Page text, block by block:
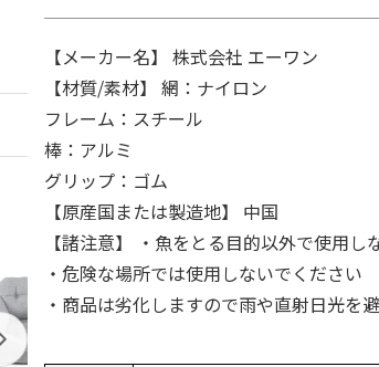
【メーカー名】 株式会社 エーワン
【材質/素材】 網：ナイロン
フレーム：スチール
棒：アルミ
グリップ：ゴム
【原産国または製造地】 中国
【諸注意】 ・魚をとる目的以外で使用し
・危険な場所では使用しないでください
・商品は劣化しますので雨や直射日光を